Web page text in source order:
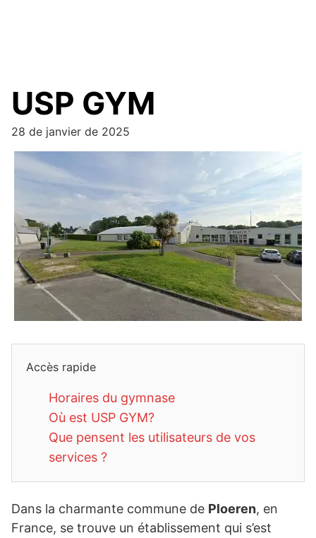
USP GYM
28 de janvier de 2025
Accès rapide
Horaires du gymnase
Où est USP GYM?
Que pensent les utilisateurs de vos
services ?
Dans la charmante commune de Ploeren, en
France, se trouve un établissement qui s’est